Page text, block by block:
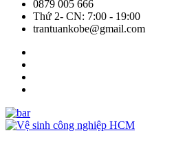
0879 005 666
Thứ 2- CN: 7:00 - 19:00
trantuankobe@gmail.com